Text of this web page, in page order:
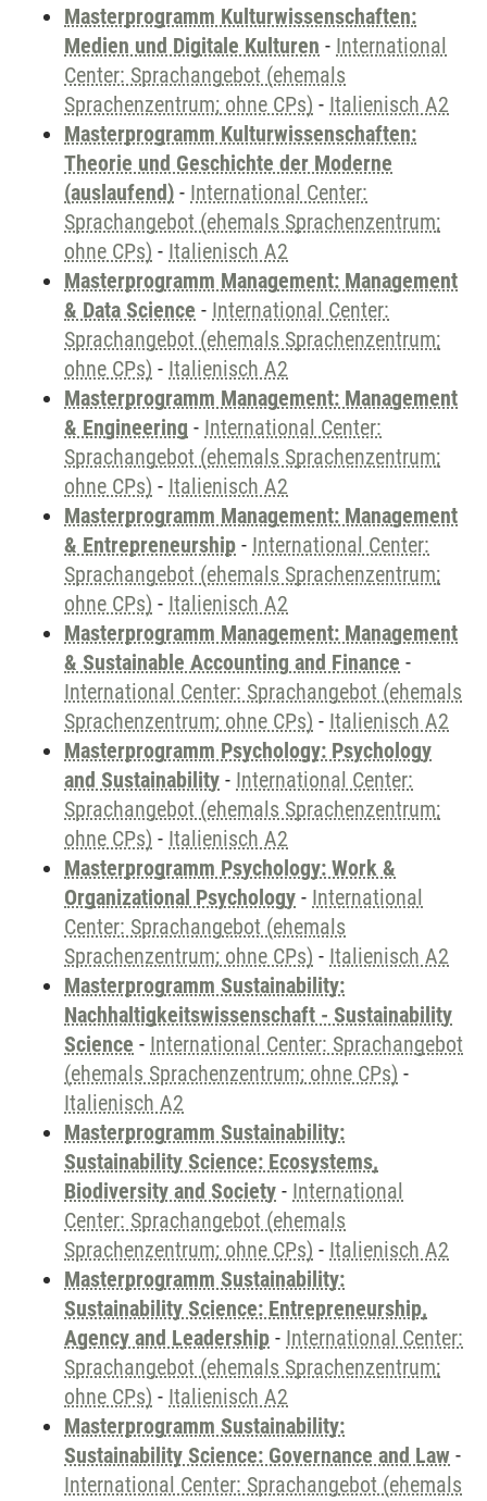
Masterprogramm Kulturwissenschaften:
Medien und Digitale Kulturen - International
Center: Sprachangebot (ehemals
Sprachenzentrum; ohne CPs) - Italienisch A2
Masterprogramm Kulturwissenschaften:
Theorie und Geschichte der Moderne
(auslaufend) - International Center:
Sprachangebot (ehemals Sprachenzentrum;
ohne CPs) - Italienisch A2
Masterprogramm Management: Management
& Data Science - International Center:
Sprachangebot (ehemals Sprachenzentrum;
ohne CPs) - Italienisch A2
Masterprogramm Management: Management
& Engineering - International Center:
Sprachangebot (ehemals Sprachenzentrum;
ohne CPs) - Italienisch A2
Masterprogramm Management: Management
& Entrepreneurship - International Center:
Sprachangebot (ehemals Sprachenzentrum;
ohne CPs) - Italienisch A2
Masterprogramm Management: Management
& Sustainable Accounting and Finance -
International Center: Sprachangebot (ehemals
Sprachenzentrum; ohne CPs) - Italienisch A2
Masterprogramm Psychology: Psychology
and Sustainability - International Center:
Sprachangebot (ehemals Sprachenzentrum;
ohne CPs) - Italienisch A2
Masterprogramm Psychology: Work &
Organizational Psychology - International
Center: Sprachangebot (ehemals
Sprachenzentrum; ohne CPs) - Italienisch A2
Masterprogramm Sustainability:
Nachhaltigkeitswissenschaft - Sustainability
Science - International Center: Sprachangebot
(ehemals Sprachenzentrum; ohne CPs) -
Italienisch A2
Masterprogramm Sustainability:
Sustainability Science: Ecosystems,
Biodiversity and Society - International
Center: Sprachangebot (ehemals
Sprachenzentrum; ohne CPs) - Italienisch A2
Masterprogramm Sustainability:
Sustainability Science: Entrepreneurship,
Agency and Leadership - International Center:
Sprachangebot (ehemals Sprachenzentrum;
ohne CPs) - Italienisch A2
Masterprogramm Sustainability:
Sustainability Science: Governance and Law -
International Center: Sprachangebot (ehemals